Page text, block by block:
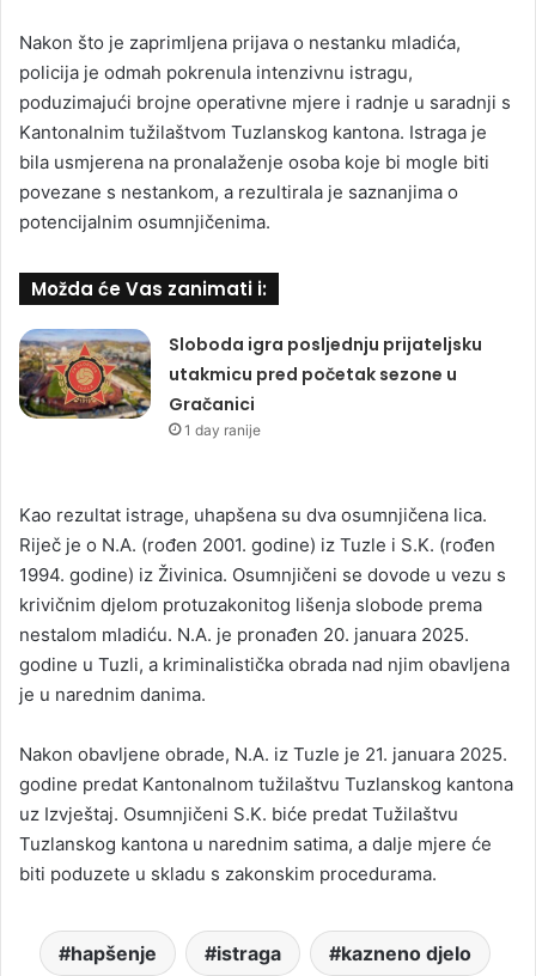
Nakon što je zaprimljena prijava o nestanku mladića,
policija je odmah pokrenula intenzivnu istragu,
poduzimajući brojne operativne mjere i radnje u saradnji s
Kantonalnim tužilaštvom Tuzlanskog kantona. Istraga je
bila usmjerena na pronalaženje osoba koje bi mogle biti
povezane s nestankom, a rezultirala je saznanjima o
potencijalnim osumnjičenima.
Možda će Vas zanimati i:
Sloboda igra posljednju prijateljsku
utakmicu pred početak sezone u
Gračanici
1 day ranije
Kao rezultat istrage, uhapšena su dva osumnjičena lica.
Riječ je o N.A. (rođen 2001. godine) iz Tuzle i S.K. (rođen
1994. godine) iz Živinica. Osumnjičeni se dovode u vezu s
krivičnim djelom protuzakonitog lišenja slobode prema
nestalom mladiću. N.A. je pronađen 20. januara 2025.
godine u Tuzli, a kriminalistička obrada nad njim obavljena
je u narednim danima.
Nakon obavljene obrade, N.A. iz Tuzle je 21. januara 2025.
godine predat Kantonalnom tužilaštvu Tuzlanskog kantona
uz Izvještaj. Osumnjičeni S.K. biće predat Tužilaštvu
Tuzlanskog kantona u narednim satima, a dalje mjere će
biti poduzete u skladu s zakonskim procedurama.
hapšenje istraga kazneno djelo